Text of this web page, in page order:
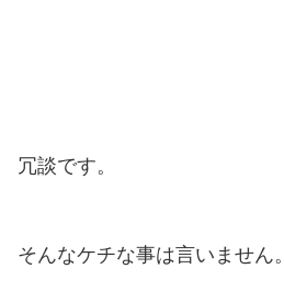
冗談です。
そんなケチな事は言いません。